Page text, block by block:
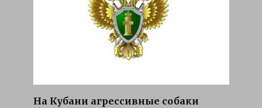
На Кубани агрессивные собаки